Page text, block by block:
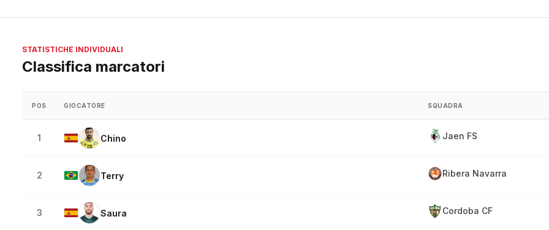
STATISTICHE INDIVIDUALI
Classifica marcatori
POS GIOCATORE SQUADRA
1 Chino Jaen FS
2 Terry Ribera Navarra
3 Saura Cordoba CF